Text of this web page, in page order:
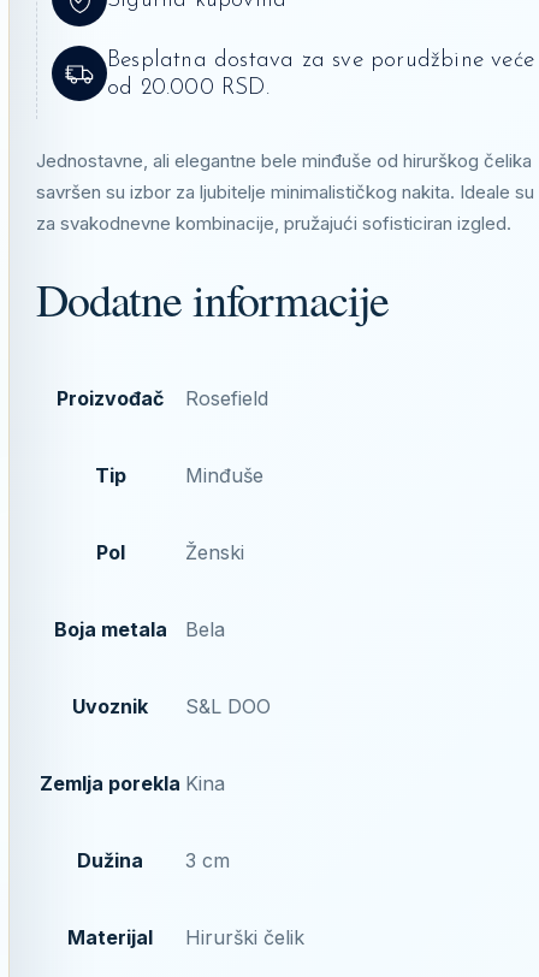
Besplatna dostava za sve porudžbine veće
od 20.000 RSD.
Jednostavne, ali elegantne bele minđuše od hirurškog čelika
savršen su izbor za ljubitelje minimalističkog nakita. Ideale su
za svakodnevne kombinacije, pružajući sofisticiran izgled.
Dodatne informacije
Proizvođač Rosefield
Tip Minđuše
Pol Ženski
Boja metala Bela
Uvoznik S&L DOO
Zemlja porekla Kina
Dužina 3 cm
Materijal Hirurški čelik